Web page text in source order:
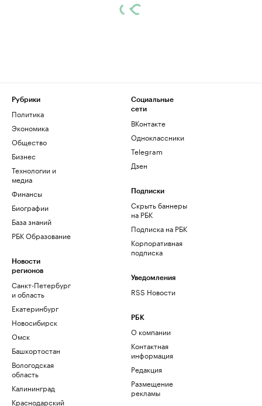
Рубрики
Политика
Экономика
Общество
Бизнес
Технологии и
медиа
Финансы
Биографии
База знаний
РБК Образование
Новости
регионов
Санкт-Петербург
и область
Екатеринбург
Новосибирск
Омск
Башкортостан
Вологодская
область
Калининград
Краснодарский
Социальные
сети
ВКонтакте
Одноклассники
Telegram
Дзен
Подписки
Скрыть баннеры
на РБК
Подписка на РБК
Корпоративная
подписка
Уведомления
RSS Новости
РБК
О компании
Контактная
информация
Редакция
Размещение
рекламы